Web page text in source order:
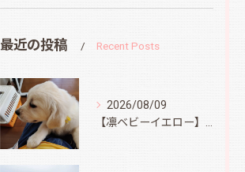
最近の投稿 Recent Posts
2026/08/09